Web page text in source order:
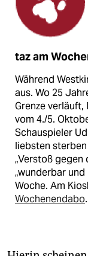
taz am
Während
aus. Wo 25
Grenze verläuft,
vom 4./5.
Schauspieler
liebsten
„Verstoß gegen
„wunderbar
Woche. Am
Wochenendabo.